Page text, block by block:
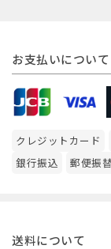
お支払いについて
クレジットカード
銀行振込
郵便振
送料について